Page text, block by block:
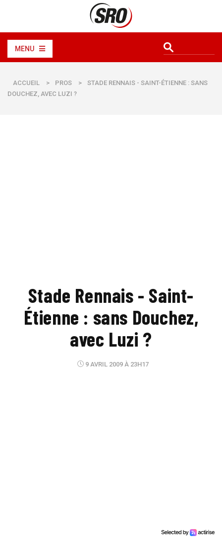
MENU
ACCUEIL > PROS >
STADE RENNAIS - SAINT-ÉTIENNE : SANS
DOUCHEZ, AVEC LUZI ?
Stade Rennais - Saint-
Étienne : sans Douchez,
avec Luzi ?
9 AVRIL 2009 À 23H17